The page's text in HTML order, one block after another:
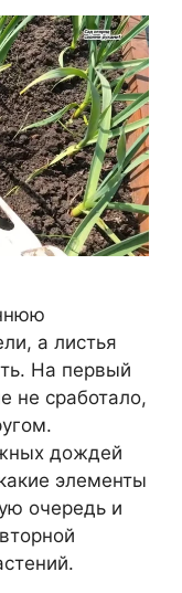
а листья
На первый
не сработало,
дождей
элементы
очередь и